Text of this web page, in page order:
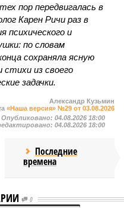
пор передвигалась в
Карен Ричи раз в
психического и
по словам
сохраняла ясную
стихи из своего
задачки.
Александр Кузьмин
«Наша версия» №29 от 03.08.2026
Опубликовано: 04.08.2026 18:00
04.08.2026 18:00
Последние
времена
0